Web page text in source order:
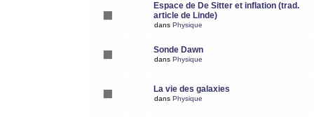
Espace de De Sitter et inflation (trad.
article de Linde)
dans Physique
Sonde Dawn
dans Physique
La vie des galaxies
dans Physique